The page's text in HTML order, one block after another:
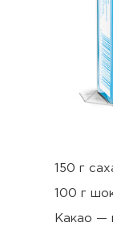
150 г
100 г
Какао —